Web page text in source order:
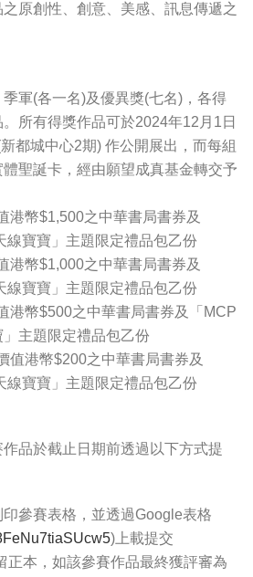
原創性、創意、美感、訊息傳遞之
軍(各一名)及優異獎(七名)，各得
所有得獎作品可於2024年12月1日
都城中心2期) 作公開展出，而每組
聖誕卡，經由願望成真基金轉交予
港幣$1,500之中華書局書券及
線寶寶」主題限定禮品包乙份
港幣$1,000之中華書局書券及
線寶寶」主題限定禮品包乙份
港幣$500之中華書局書券及「MCP
主題限定禮品包乙份
值港幣$200之中華書局書券及
線寶寶」主題限定禮品包乙份
品於截止日期前透過以下方式提
印參賽表格，並透過Google表格
)上載提交
正本，如該參賽作品最終獲評審為